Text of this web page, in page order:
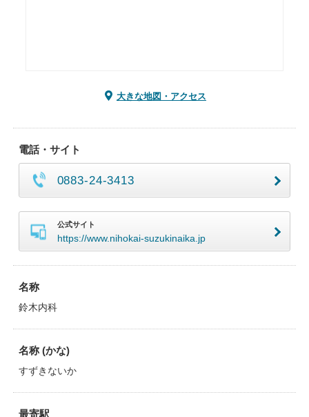
大きな地図・アクセス
電話・サイト
0883-24-3413
公式サイト
https://www.nihokai-suzukinaika.jp
名称
鈴木内科
名称 (かな)
すずきないか
最寄駅